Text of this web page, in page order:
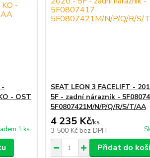
-
- OST
1 ks
SEAT LEON 3 FACELIFT -
5F - zadní nárazník -
5F0807421M/N/P/Q/R/S/T/AA
4 235 Kč/ks
3 500 Kč bez DPH
Přidat do